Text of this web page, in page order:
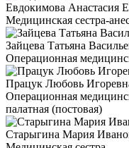
Евдокимова Анастасия
Медицинская сестра-
Зайцева Татьяна
Операционная
Працук Любовь
Операционная
палатная (постовая)
Старыгина Мария